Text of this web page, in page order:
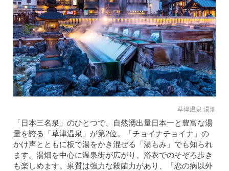
草津温泉 湯畑
「日本三名泉」のひとつで、自然湧出量日本一と豊富な湯
量を誇る「草津温泉」が第2位。「チョイナチョイナ」の
かけ声とともに板で湯をかき混ぜる「湯もみ」でも知られ
ます。湯畑を中心に温泉街が広がり、浴衣でのそぞろ歩き
も楽しめます。泉質は強力な殺菌力があり、「恋の病以外